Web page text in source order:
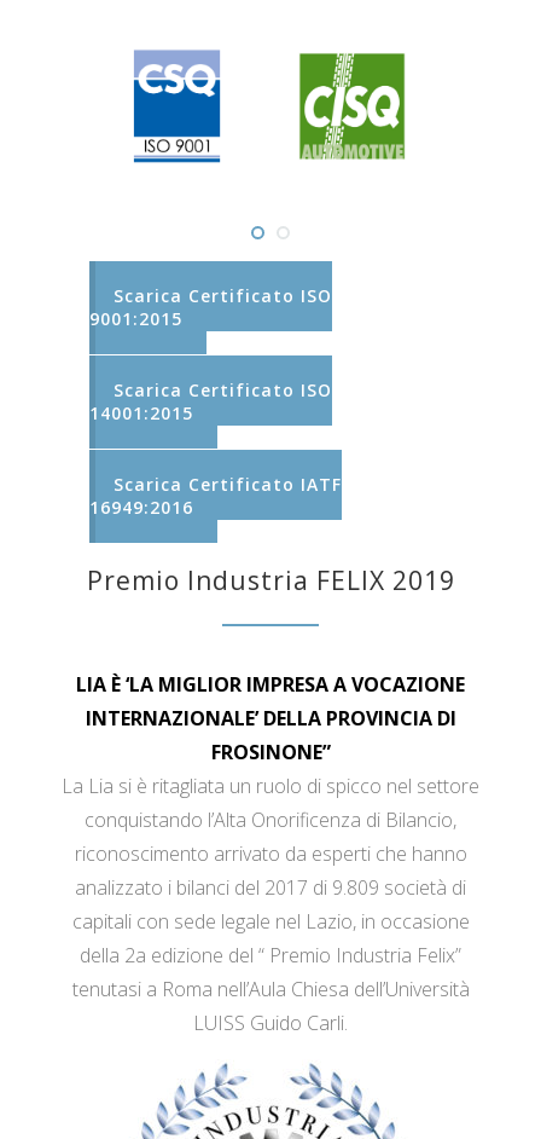
Scarica Certificato ISO
9001:2015
Scarica Certificato ISO
14001:2015
Scarica Certificato IATF
16949:2016
Premio Industria FELIX 2019
LIA È ‘LA MIGLIOR IMPRESA A VOCAZIONE
INTERNAZIONALE’ DELLA PROVINCIA DI
FROSINONE”
La Lia si è ritagliata un ruolo di spicco nel settore
conquistando l’Alta Onorificenza di Bilancio,
riconoscimento arrivato da esperti che hanno
analizzato i bilanci del 2017 di 9.809 società di
capitali con sede legale nel Lazio, in occasione
della 2a edizione del “ Premio Industria Felix”
tenutasi a Roma nell’Aula Chiesa dell’Università
LUISS Guido Carli.